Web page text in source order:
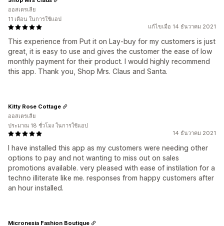
แก้ไขเมื่อ 14 ธันวาคม 2021
This experience from Put it on Lay-buy for my customers is just
great, it is easy to use and gives the customer the ease of low
monthly payment for their product. I would highly recommend
this app. Thank you, Shop Mrs. Claus and Santa.
ออสเตรเลีย
11 เดือน ในการใช้แอป
14 ธันวาคม 2021
I have installed this app as my customers were needing other
options to pay and not wanting to miss out on sales
promotions available. very pleased with ease of instilation for a
techno illiterate like me. responses from happy customers after
an hour installed.
Kitty Rose Cottage
ออสเตรเลีย
ประมาณ 18 ชั่วโมง ในการใช้แอป
Micronesia Fashion Boutique